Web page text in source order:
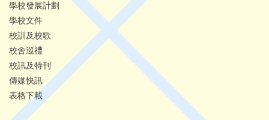
學校發展計劃
學校文件
校訓及校歌
校舍巡禮
校訊及特刊
傳媒快訊
表格下載